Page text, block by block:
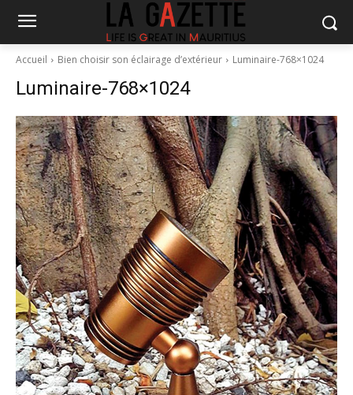
Accueil Bien choisir son éclairage d’extérieur Luminaire-768×1024
Luminaire-768×1024